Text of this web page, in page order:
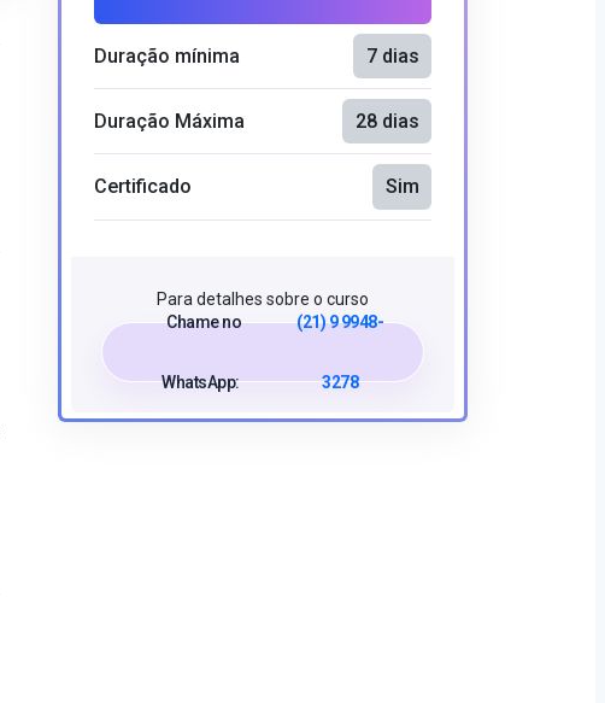
Duração mínima 7 dias
Duração Máxima 28 dias
Certificado Sim
Para detalhes sobre o curso
Chame no
WhatsApp:
(21) 9 9948-
3278